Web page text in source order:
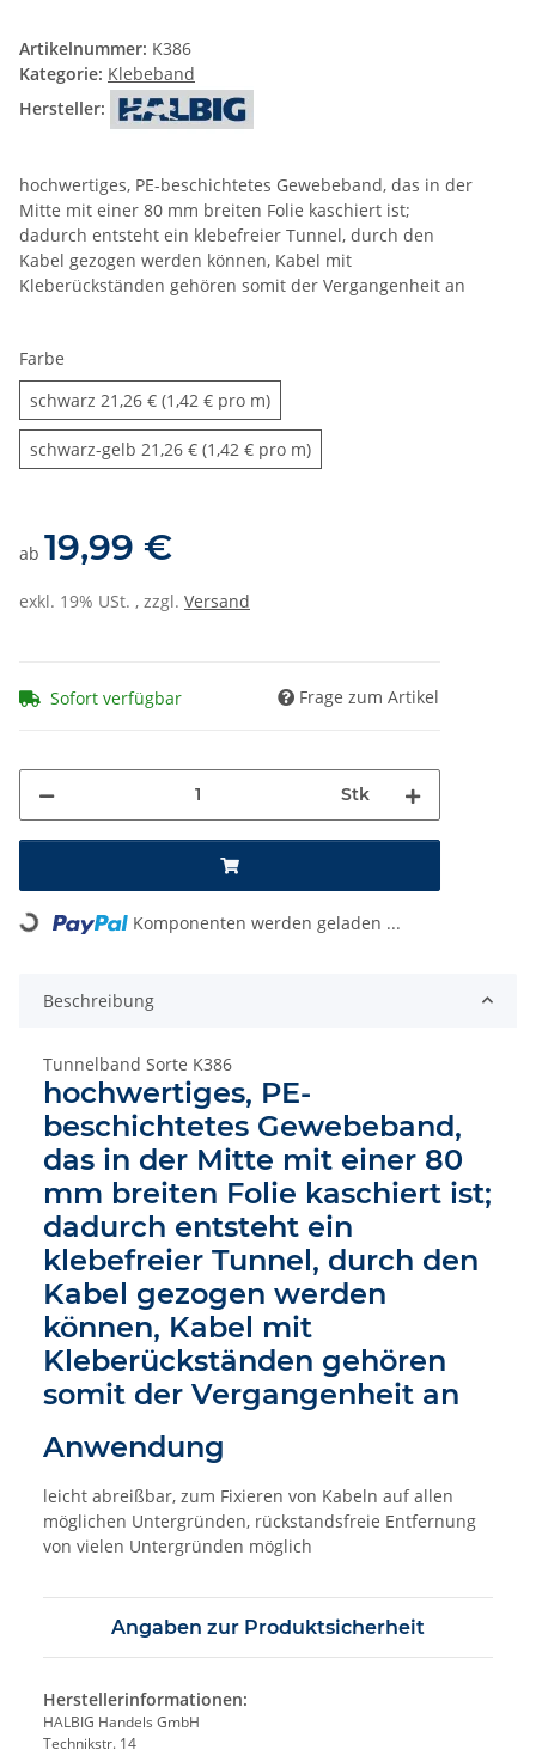
Artikelnummer: K386
Kategorie: Klebeband
Hersteller:
hochwertiges, PE-beschichtetes Gewebeband, das in der
Mitte mit einer 80 mm breiten Folie kaschiert ist;
dadurch entsteht ein klebefreier Tunnel, durch den
Kabel gezogen werden können, Kabel mit
Kleberückständen gehören somit der Vergangenheit an
Farbe
schwarz schwarz
21,26 € (1,42 € pro m)
schwarz-gelb schwarz-gelb
21,26 € (1,42 € pro m)
ab 19,99 €
exkl. 19% USt. , zzgl. Versand
Sofort verfügbar Frage zum Artikel
Stk
Loading... Komponenten werden geladen ...
Beschreibung
Tunnelband Sorte K386
hochwertiges, PE-
beschichtetes Gewebeband,
das in der Mitte mit einer 80
mm breiten Folie kaschiert ist;
dadurch entsteht ein
klebefreier Tunnel, durch den
Kabel gezogen werden
können, Kabel mit
Kleberückständen gehören
somit der Vergangenheit an
Anwendung
leicht abreißbar, zum Fixieren von Kabeln auf allen
möglichen Untergründen, rückstandsfreie Entfernung
von vielen Untergründen möglich
Angaben zur Produktsicherheit
Herstellerinformationen:
HALBIG Handels GmbH
Technikstr. 14